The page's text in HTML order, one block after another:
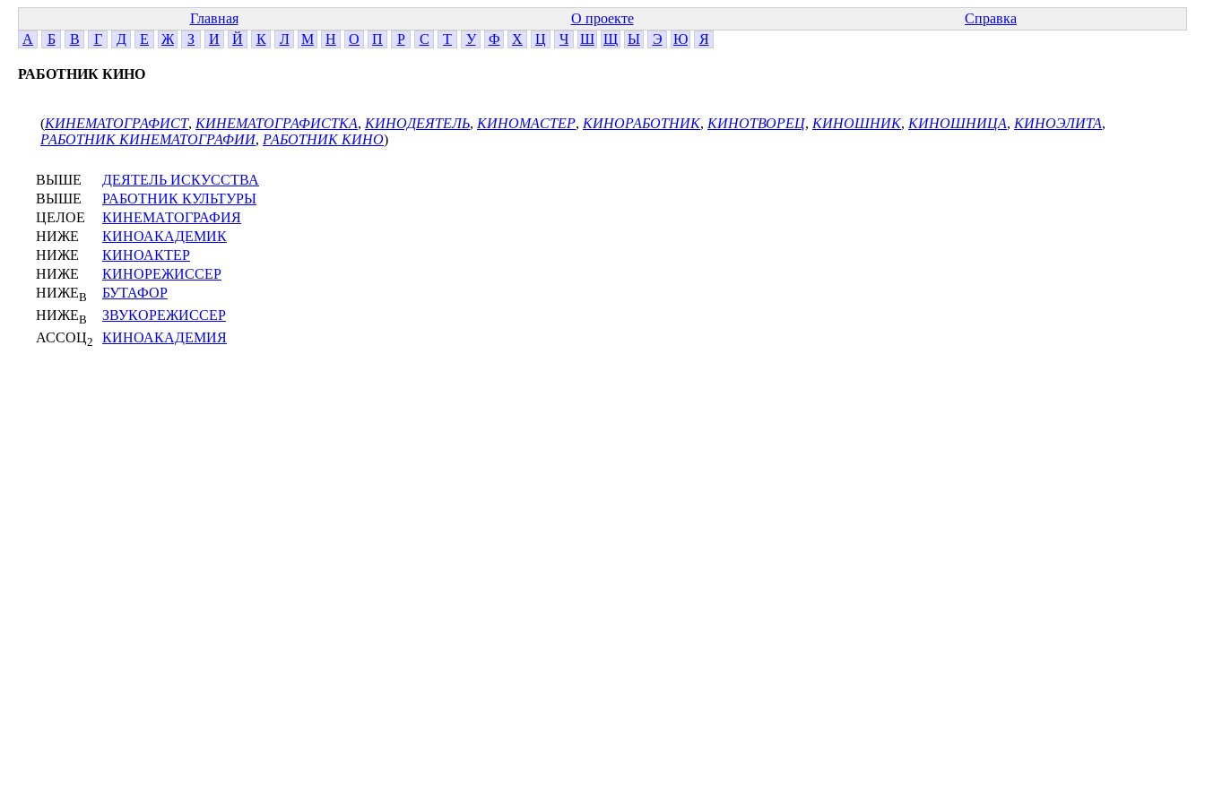
Главная О проекте
Справка
А
Б В Г Д Е Ж З И Й К Л М Н О П Р С Т У Ф Х Ц Ч Ш Щ Ы Э Ю Я
РАБОТНИК КИНО
(КИНЕМАТОГРАФИСТ, КИНЕМАТОГРАФИСТКА, КИНОДЕЯТЕЛЬ, КИНОМАСТЕР, КИНОРАБОТНИК, КИНОТВОРЕЦ, КИНОШНИК, КИНОШНИЦА, КИНОЭЛИТА,
РАБОТНИК КИНЕМАТОГРАФИИ, РАБОТНИК КИНО)
ВЫШЕ
ДЕЯТЕЛЬ ИСКУССТВА
ВЫШЕ
РАБОТНИК КУЛЬТУРЫ
ЦЕЛОЕ
КИНЕМАТОГРАФИЯ
НИЖЕ
КИНОАКАДЕМИК
НИЖЕ
КИНОАКТЕР
НИЖЕ
КИНОРЕЖИССЕР
НИЖЕВ
БУТАФОР
НИЖЕВ
ЗВУКОРЕЖИССЕР
АССОЦ2 КИНОАКАДЕМИЯ